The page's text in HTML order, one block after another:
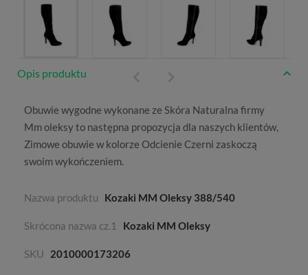
Opis produktu
Obuwie wygodne wykonane ze Skóra Naturalna firmy
Mm oleksyto następna propozycja dla naszych klientów,
Zimowe obuwie w kolorze Odcienie Czerni zaskoczą
swoim wykończeniem.
Nazwa produktu Kozaki MM Oleksy 388/540
Skrócona nazwa cz.1 Kozaki MM Oleksy
SKU 2010000173206